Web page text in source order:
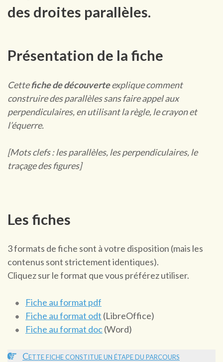
des droites parallèles.
Présentation de la fiche
Cettefiche de découverteexplique comment
construire des parallèles sans faire appel aux
perpendiculaires, en utilisant la règle, le crayon et
l’équerre.
[Mots clefs : les parallèles, les perpendiculaires, le
traçage des figures]
Les fiches
3 formats de fiche sont à votre disposition (mais les
contenus sont strictement identiques).
Cliquez sur le format que vous préférez utiliser.
Fiche au format pdf
Fiche au format odt (LibreOffice)
Fiche au format doc(Word)
Cette fiche constitue un étape du parcours